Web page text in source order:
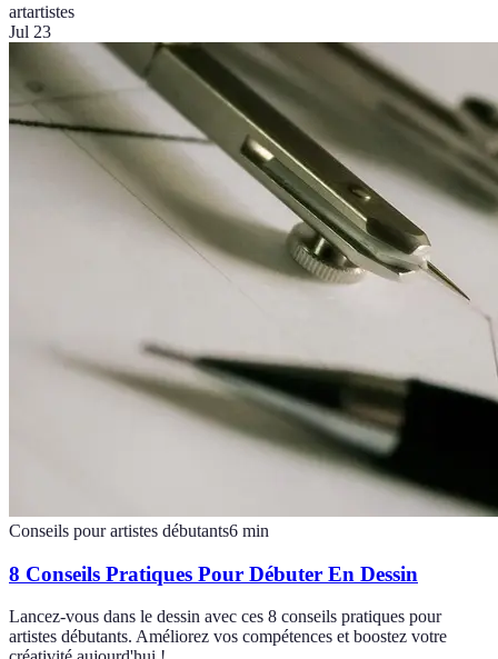
artartistes
Jul 23
Conseils pour artistes débutants6 min
8 Conseils Pratiques Pour Débuter En Dessin
Lancez-vous dans le dessin avec ces 8 conseils pratiques pour
artistes débutants. Améliorez vos compétences et boostez votre